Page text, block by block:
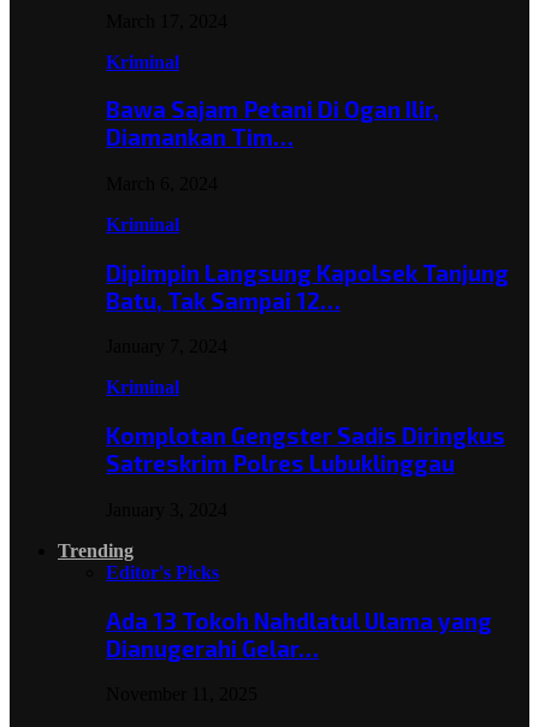
Kriminal
Bawa Sajam Petani Di Ogan Ilir,
Diamankan Tim…
Kriminal
Dipimpin Langsung Kapolsek Tanjung
Batu, Tak Sampai 12…
Kriminal
Komplotan Gengster Sadis Diringkus
Satreskrim Polres Lubuklinggau
Trending
Editor's Picks
Ada 13 Tokoh Nahdlatul Ulama yang
Dianugerahi Gelar…